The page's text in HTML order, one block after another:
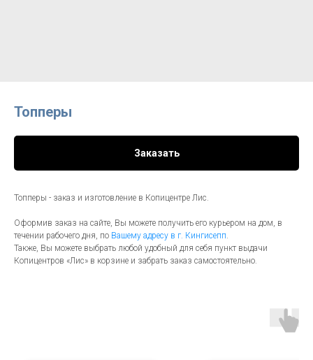
Топперы
Заказать
Топперы - заказ и изготовление в Копицентре Лис.
Оформив заказ на сайте, Вы можете получить его курьером на дом, в
течении рабочего дня, по Вашему адресу в г. Кингисепп.
Также, Вы можете выбрать любой удобный для себя пункт выдачи
Копицентров «Лис» в корзине и забрать заказ самостоятельно.